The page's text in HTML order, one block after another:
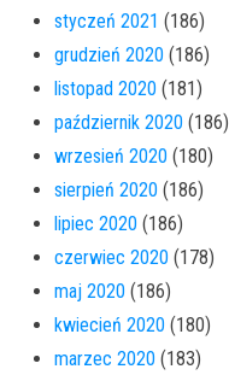
styczeń 2021 (186)
grudzień 2020 (186)
listopad 2020 (181)
październik 2020 (186)
wrzesień 2020 (180)
sierpień 2020 (186)
lipiec 2020 (186)
czerwiec 2020 (178)
maj 2020 (186)
kwiecień 2020 (180)
marzec 2020 (183)